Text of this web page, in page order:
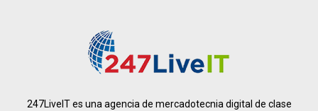
247LiveIT es una agencia de mercadotecnia digital de clase